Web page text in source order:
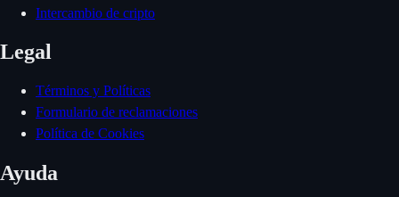
Intercambio de cripto
Legal
Términos y Políticas
Formulario de reclamaciones
Política de Cookies
Ayuda